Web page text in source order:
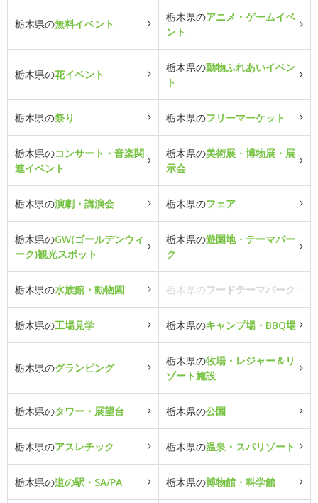
栃木県の無料イベント
栃木県のアニメ・ゲームイベ
ント
栃木県の花イベント
栃木県の動物ふれあいイベン
ト
栃木県の祭り 栃木県のフリーマーケット
栃木県のコンサート・音楽関
連イベント
栃木県の美術展・博物展・展
示会
栃木県の演劇・講演会 栃木県のフェア
栃木県のGW(ゴールデンウィ
ーク)観光スポット
栃木県の遊園地・テーマパー
ク
栃木県の水族館・動物園 栃木県のフードテーマパーク
栃木県の工場見学 栃木県のキャンプ場・BBQ場
栃木県のグランピング
栃木県の牧場・レジャー＆リ
ゾート施設
栃木県のタワー・展望台 栃木県の公園
栃木県のアスレチック 栃木県の温泉・スパリゾート
栃木県の道の駅・SA/PA 栃木県の博物館・科学館